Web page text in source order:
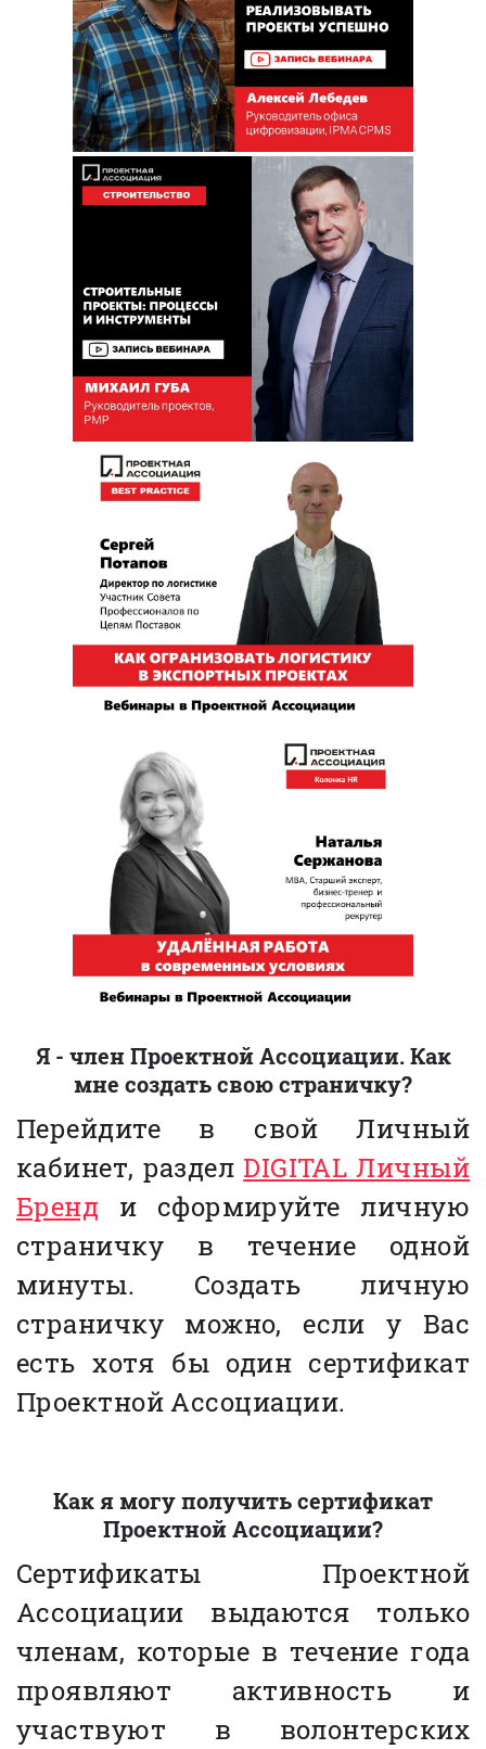
Я - член Проектной Ассоциации. Как
мне создать свою страничку?
Перейдите в свой Личный
кабинет, раздел DIGITAL Личный
Бренд и сформируйте личную
страничку в течение одной
минуты. Создать личную
страничку можно, если у Вас
есть хотя бы один сертификат
Проектной Ассоциации.
Как я могу получить сертификат
Проектной Ассоциации?
Сертификаты Проектной
Ассоциации выдаются только
членам, которые в течение года
проявляют активность и
участвуют в волонтерских